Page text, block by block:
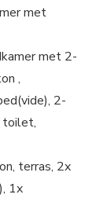
met
met 2-
,
2-
toilet,
terras, 2x
1x